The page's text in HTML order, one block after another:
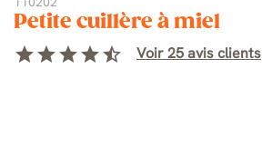
Petite cuillère à miel
starstarstarstarstar_half Voir 25 avis clients